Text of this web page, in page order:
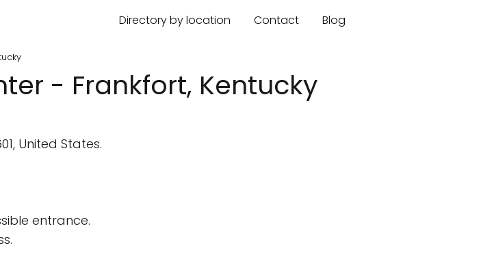
Directory by location Contact Blog
- Frankfort, Kentucky
United States.
entrance.